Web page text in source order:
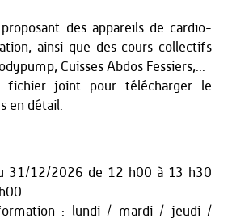
des appareils de cardio-
ainsi que des cours collectifs
Cuisses Abdos Fessiers,...
joint pour télécharger le
en détail.
31/12/2026 de 12 h00 à 13 h30
: lundi / mardi / jeudi /